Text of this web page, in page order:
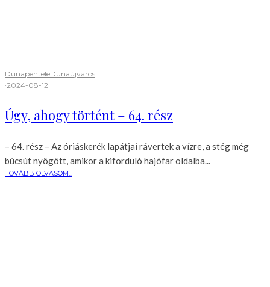
DunapenteleDunaújváros
·2024-08-12
Úgy, ahogy történt – 64. rész
– 64. rész – Az óriáskerék lapátjai rávertek a vízre, a stég még
búcsút nyögött, amikor a kiforduló hajófar oldalba...
TOVÁBB OLVASOM...